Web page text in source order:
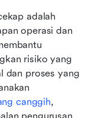
adalah
operasi dan
risiko yang
dan proses yang
canggih,
pengurusan